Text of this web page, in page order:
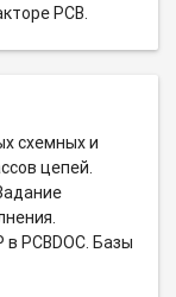
PCB.
схемных и
цепей.
PCBDOC. Базы